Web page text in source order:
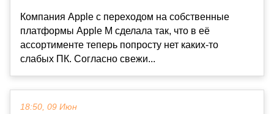
Компания Apple с переходом на собственные
платформы Apple M сделала так, что в её
ассортименте теперь попросту нет каких-то
слабых ПК. Согласно свежи...
18:50, 09 Июн